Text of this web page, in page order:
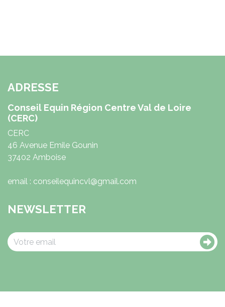
ADRESSE
Conseil Equin Région Centre Val de Loire
(CERC)
CERC
46 Avenue Emile Gounin
37402 Amboise
email : conseilequincvl@gmail.com
NEWSLETTER